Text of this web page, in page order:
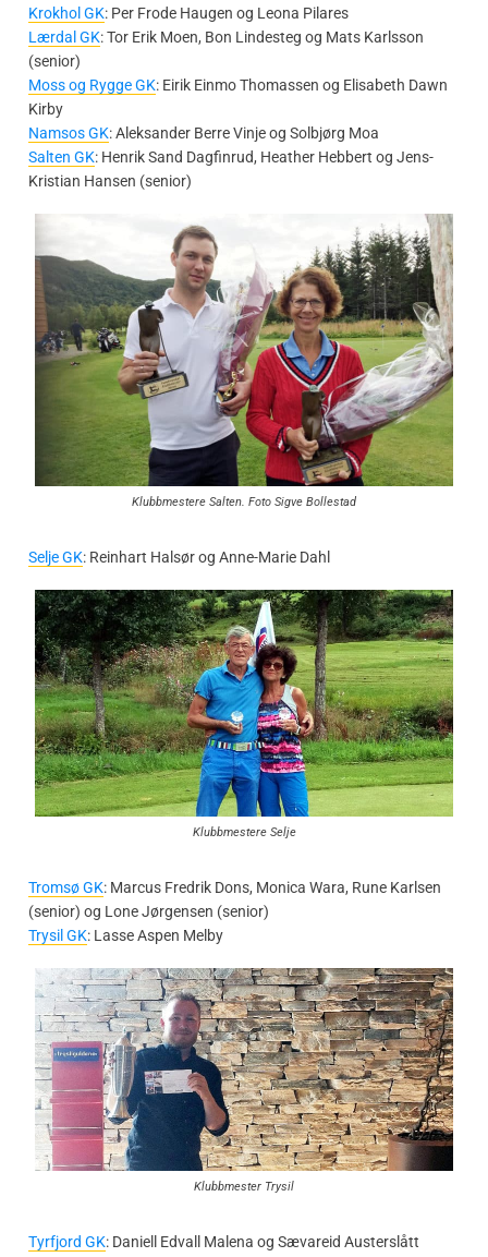
Krokhol GK: Per Frode Haugen og Leona Pilares
Lærdal GK: Tor Erik Moen, Bon Lindesteg og Mats Karlsson
(senior)
Moss og Rygge GK: Eirik Einmo Thomassen og Elisabeth Dawn
Kirby
Namsos GK: Aleksander Berre Vinje og Solbjørg Moa
Salten GK: Henrik Sand Dagfinrud, Heather Hebbert og Jens-
Kristian Hansen (senior)
Klubbmestere Salten. Foto Sigve Bollestad
Selje GK: Reinhart Halsør og Anne-Marie Dahl
Klubbmestere Selje
Tromsø GK: Marcus Fredrik Dons, Monica Wara, Rune Karlsen
(senior) og Lone Jørgensen (senior)
Trysil GK: Lasse Aspen Melby
Klubbmester Trysil
Tyrfjord GK: Daniell Edvall Malena og Sævareid Austerslått